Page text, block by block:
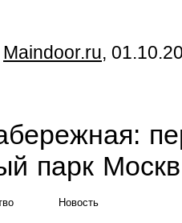
Maindoor.ru,
парк
Новость